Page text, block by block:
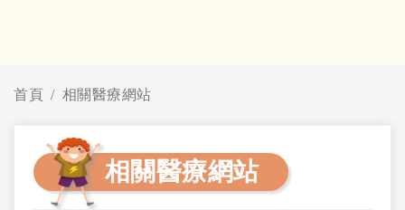
首頁 相關醫療網站
相關醫療網站